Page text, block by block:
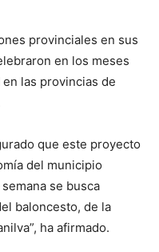
provinciales en sus
en los meses
las provincias de
que este proyecto
del municipio
se busca
baloncesto, de la
ha afirmado.